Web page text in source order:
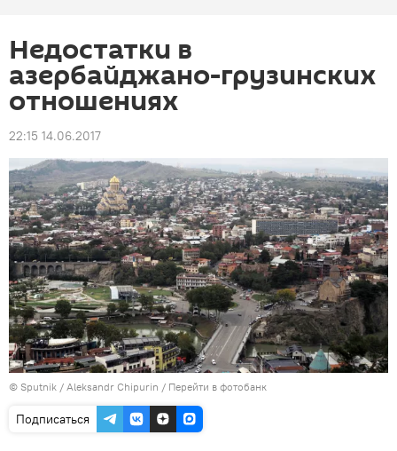
Недостатки в
азербайджано-грузинских
отношениях
22:15 14.06.2017
© Sputnik / Aleksandr Chipurin / Перейти в фотобанк
Подписаться